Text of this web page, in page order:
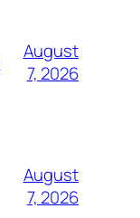
August
7, 2026
August
7, 2026